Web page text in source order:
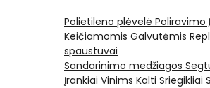
Polietileno plėvelė Poliravimo
Keičiamomis Galvutėmis
spaustuvai
Sandarinimo medžiagos
Įrankiai Vinims Kalti Sriegikliai